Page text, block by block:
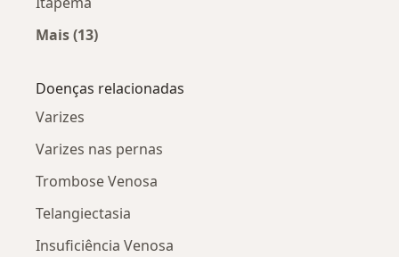
Mais (13)
Doenças relacionadas
Varizes
Varizes nas pernas
Trombose Venosa
Telangiectasia
Insuficiência Venosa